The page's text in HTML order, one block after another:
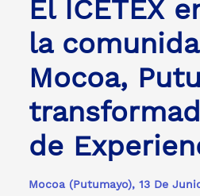
El ICETEX
la
Mocoa,
de
Mocoa (Putumayo), 13 De